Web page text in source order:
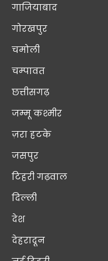
गाजियाबाद
गोरखपुर
चमोली
चम्पावत
छत्तीसगढ़
जम्मू कश्मीर
ज़रा हटके
जसपुर
टिहरी गढ़वाल
दिल्ली
देश
देहरादून